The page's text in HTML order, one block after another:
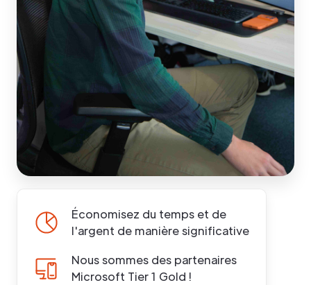
Économisez du temps et de
l'argent de manière significative
Nous sommes des partenaires
Microsoft Tier 1 Gold !